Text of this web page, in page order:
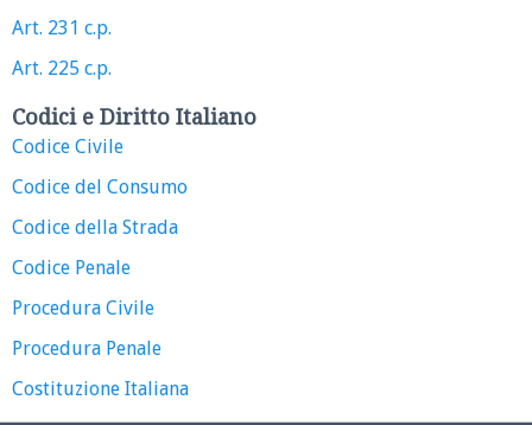
Art. 231 c.p.
Art. 225 c.p.
Codici e Diritto Italiano
Codice Civile
Codice del Consumo
Codice della Strada
Codice Penale
Procedura Civile
Procedura Penale
Costituzione Italiana